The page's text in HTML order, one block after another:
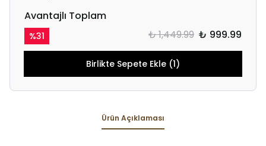
Avantajlı Toplam
%31 ₺ 1,449.99 ₺ 999.99
Birlikte Sepete Ekle (1)
Ürün Açıklaması